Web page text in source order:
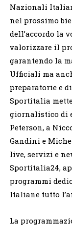
Nazionali
nel prossimo
dell’accordo la
valorizzare il
garantendo la
Ufficiali ma
preparatorie e
Sportitalia
giornalistico di
Peterson, a
Gandini e
live, servizi e
Sportitalia24,
programmi
Italiane tutto
La